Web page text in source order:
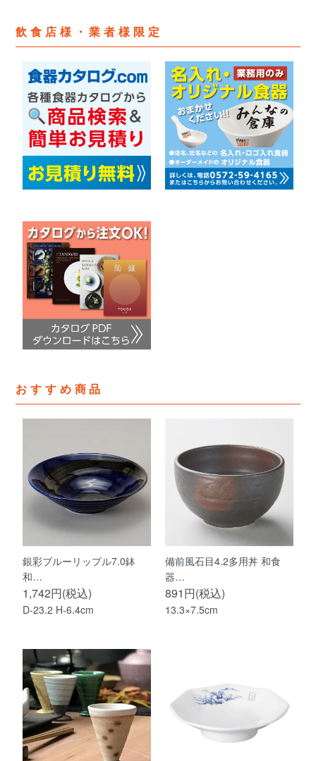
飲食店様・業者様限定
おすすめ商品
銀彩ブルーリップル7.0鉢
和…
1,742円(税込)
D-23.2 H-6.4cm
備前風石目4.2多用丼 和食
器…
891円(税込)
13.3×7.5cm